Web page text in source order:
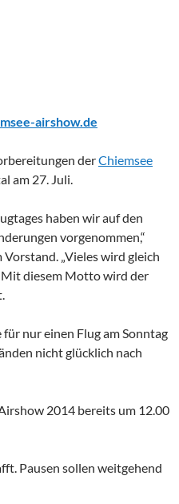
airshow.de
derChiemsee
am 27. Juli.
haben wir auf den
vorgenommen,“
„Vieles wird gleich
Mit diesem Motto wird der
nur einen Flug am Sonntag
nicht glücklich nach
2014 bereits um 12.00
Pausen sollen weitgehend